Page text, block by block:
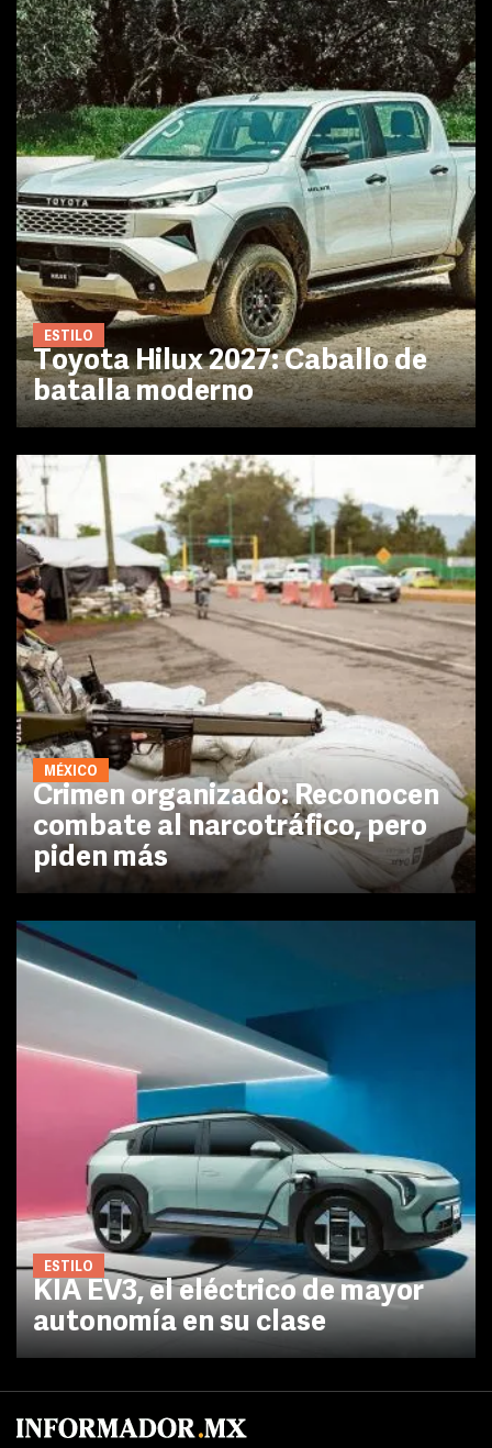
ESTILO
Toyota Hilux 2027: Caballo de
batalla moderno
MÉXICO
Crimen organizado: Reconocen
combate al narcotráfico, pero
piden más
ESTILO
KIA EV3, el eléctrico de mayor
autonomía en su clase